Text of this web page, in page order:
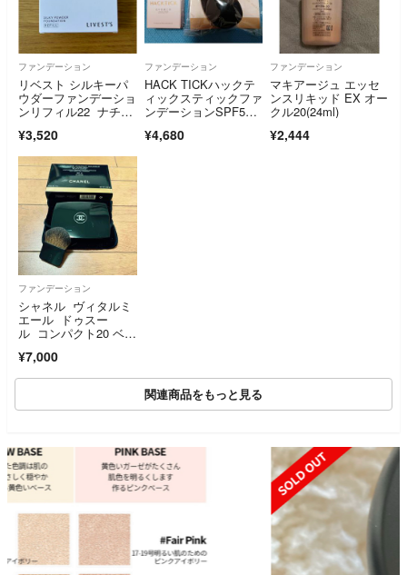
ファンデーション
リベスト シルキーパ
ウダーファンデーショ
ンリフィル22 ナチュ
¥3,520
ファンデーション
HACK TICKハックテ
ィックスティックファ
ンデーションSPF5
イト（リニューアル）
¥4,680
ファンデーション
マキアージュ エッセ
ンスリキッド EX オー
クル20(24ml)
¥2,444
ファンデーション
シャネル ヴィタルミ
エール ドゥスー
ル コンパクト20 ベー
¥7,000
関連商品をもっと見る
SOLD OUT